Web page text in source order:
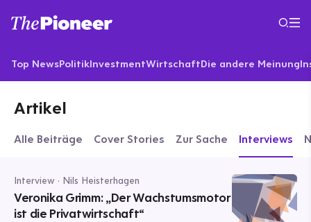
Top NewsPolitikInvestmentWirtschaftDie andere Meinung
Artikel
Alle Beiträge Cover Stories Zur Sache Interviews
Interview · Nils Heisterhagen
Veronika Grimm: „Der Wachstumsmotor
ist die Privatwirtschaft“